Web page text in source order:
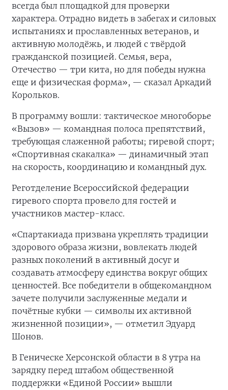
всегда был площадкой для проверки
характера. Отрадно видеть в забегах и силовых
испытаниях и прославленных ветеранов, и
активную молодёжь, и людей с твёрдой
гражданской позицией. Семья, вера,
Отечество — три кита, но для победы нужна
еще и физическая форма», — сказал Аркадий
Корольков.
В программу вошли: тактическое многоборье
«Вызов» — командная полоса препятствий,
требующая слаженной работы; гиревой спорт;
«Спортивная скакалка» — динамичный этап
на скорость, координацию и командный дух.
Реготделение Всероссийской федерации
гиревого спорта провело для гостей и
участников мастер-класс.
«Спартакиада призвана укреплять традиции
здорового образа жизни, вовлекать людей
разных поколений в активный досуг и
создавать атмосферу единства вокруг общих
ценностей. Все победители в общекомандном
зачете получили заслуженные медали и
почётные кубки — символы их активной
жизненной позиции», — отметил Эдуард
Шонов.
В Геническе Херсонской области в 8 утра на
зарядку перед штабом общественной
поддержки «Единой России» вышли